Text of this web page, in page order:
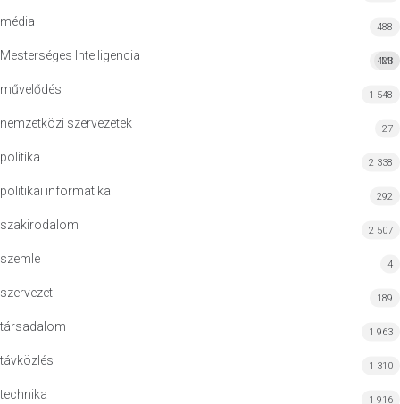
média 488
Mesterséges Intelligencia MI
423
művelődés 1 548
nemzetközi szervezetek 27
politika 2 338
politikai informatika 292
szakirodalom 2 507
szemle 4
szervezet 189
társadalom 1 963
távközlés 1 310
technika 1 916